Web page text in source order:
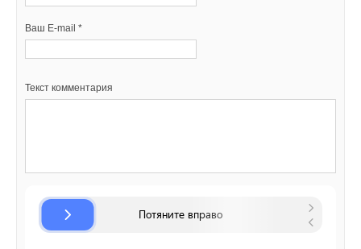
Ваш E-mail *
Текст комментария